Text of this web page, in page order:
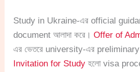
Study in Ukraine-এর official
document আলাদা করে।Offer of
এর ভেতরে university-এর
Invitation for Study হলো visa